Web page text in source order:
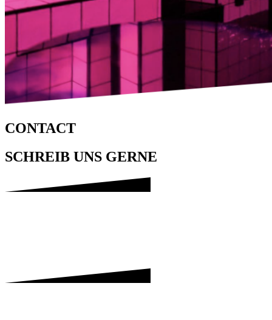
CONTACT
SCHREIB UNS GERNE